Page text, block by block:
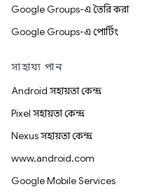
Google Groups-এ তৈরি করা
Google Groups-এ পোর্টিং
সাহায্য পান
Android সহায়তা কেন্দ্র
Pixel সহায়তা কেন্দ্র
Nexus সহায়তা কেন্দ্র
www.android.com
Google Mobile Services